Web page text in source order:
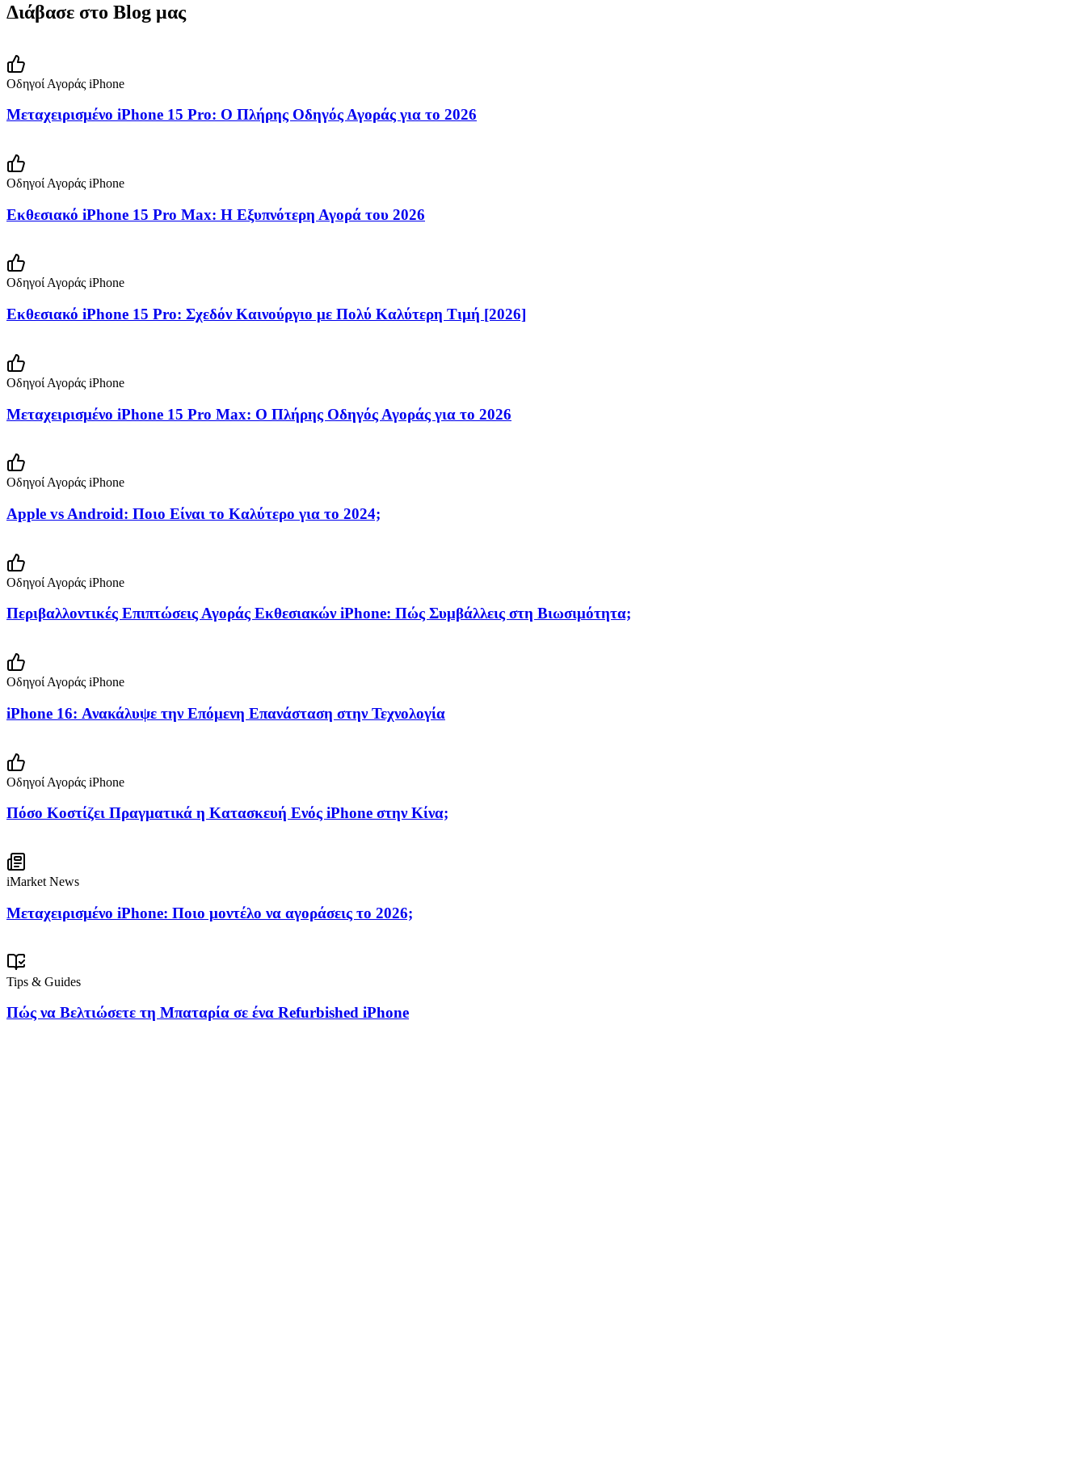
Διάβασε στο Blog μας
Οδηγοί Αγοράς iPhone
Μεταχειρισμένο iPhone 15 Pro: Ο Πλήρης Οδηγός Αγοράς για το 2026
Οδηγοί Αγοράς iPhone
Εκθεσιακό iPhone 15 Pro Max: Η Εξυπνότερη Αγορά του 2026
Οδηγοί Αγοράς iPhone
Εκθεσιακό iPhone 15 Pro: Σχεδόν Καινούργιο με Πολύ Καλύτερη Τιμή [2026]
Οδηγοί Αγοράς iPhone
Μεταχειρισμένο iPhone 15 Pro Max: Ο Πλήρης Οδηγός Αγοράς για το 2026
Οδηγοί Αγοράς iPhone
Apple vs Android: Ποιο Είναι το Καλύτερο για το 2024;
Οδηγοί Αγοράς iPhone
Περιβαλλοντικές Επιπτώσεις Αγοράς Εκθεσιακών iPhone: Πώς Συμβάλλεις στη Βιωσιμότητα;
Οδηγοί Αγοράς iPhone
iPhone 16: Ανακάλυψε την Επόμενη Επανάσταση στην Τεχνολογία
Οδηγοί Αγοράς iPhone
Πόσο Κοστίζει Πραγματικά η Κατασκευή Ενός iPhone στην Κίνα;
iMarket News
Μεταχειρισμένο iPhone: Ποιο μοντέλο να αγοράσεις το 2026;
Tips & Guides
Πώς να Βελτιώσετε τη Μπαταρία σε ένα Refurbished iPhone